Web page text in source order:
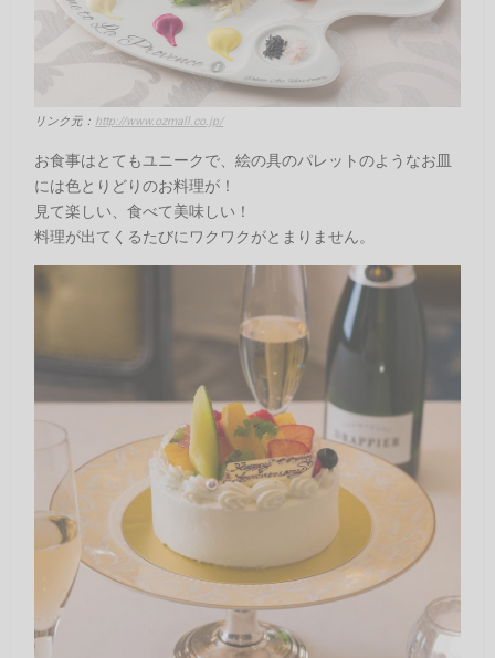
リンク元： http://www.ozmall.co.jp/
お食事はとてもユニークで、絵の具のパレットのようなお皿
には色とりどりのお料理が！
見て楽しい、食べて美味しい！
料理が出てくるたびにワクワクがとまりません。